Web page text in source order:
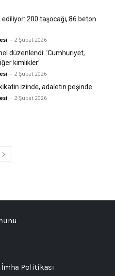
200 taşocağı, 86 beton
- 2 Şubat 2026
düzenlendi: ‘Cumhuriyet,
kimlikler’
- 2 Şubat 2026
izinde, adaletin peşinde
- 2 Şubat 2026
Politikası